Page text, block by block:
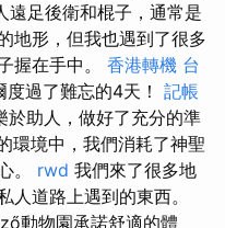
遠足後衛和棍子，通常是
地形，但我也遇到了很多
握在手中。 香港轉機 台
過了難忘的4天！ 記帳
助人，做好了充分的準
環境中，我們消耗了神聖
。 rwd 我們來了很多地
人道路上遇到的東西。
動物園承諾舒適的體